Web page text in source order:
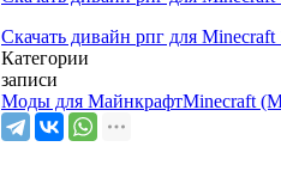
Скачать дивайн рпг для
Категории
записи
Моды для МайнкрафтMinecraft